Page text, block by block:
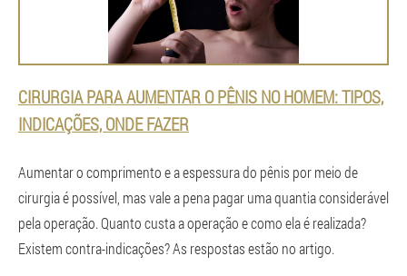
CIRURGIA PARA AUMENTAR O PÊNIS NO HOMEM: TIPOS,
INDICAÇÕES, ONDE FAZER
Aumentar o comprimento e a espessura do pênis por meio de
cirurgia é possível, mas vale a pena pagar uma quantia considerável
pela operação. Quanto custa a operação e como ela é realizada?
Existem contra-indicações? As respostas estão no artigo.